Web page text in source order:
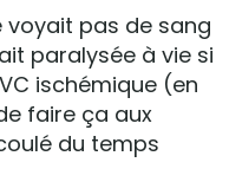
voyait pas de sang
paralysée à vie si
ischémique (en
faire ça aux
du temps